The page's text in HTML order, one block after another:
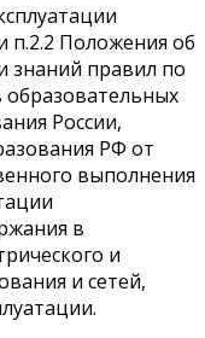
п.2.2 Положения об
знаний правил по
образовательных
России,
РФ от
выполнения
в
и
и сетей,